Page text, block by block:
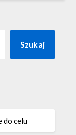
Szukaj
do celu